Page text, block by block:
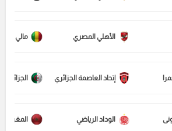
الأهلي المصري مالي
إتحاد العاصمة الجزائري الجزائر
الوداد الرياضي المغرب